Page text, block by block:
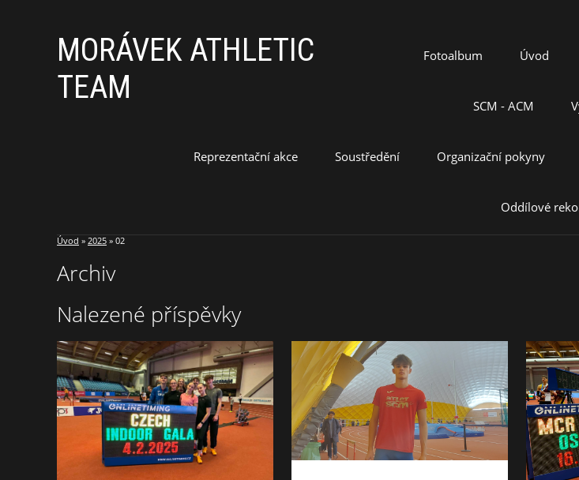
MORÁVEK ATHLETIC
TEAM
Fotoalbum Úvod
SCM - ACM
Reprezentační akce Soustředění Organizační pokyny
Oddílové
Úvod » 2025 » 02
Archiv
Nalezené příspěvky